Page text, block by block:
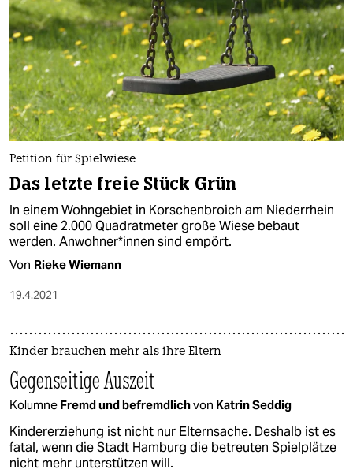
Petition für Spielwiese
Das letzte freie Stück Grün
In einem Wohngebiet in Korschenbroich am Niederrhein
soll eine 2.000 Quadratmeter große Wiese bebaut
werden. An­woh­ne­r*in­nen sind empört.
Von Rieke Wiemann
19.4.2021
Kinder brauchen mehr als ihre Eltern
Gegenseitige Auszeit
Kolumne Fremd und befremdlichvon Katrin Seddig
Kindererziehung ist nicht nur Elternsache. Deshalb ist es
fatal, wenn die Stadt Hamburg die betreuten Spielplätze
nicht mehr unterstützen will.